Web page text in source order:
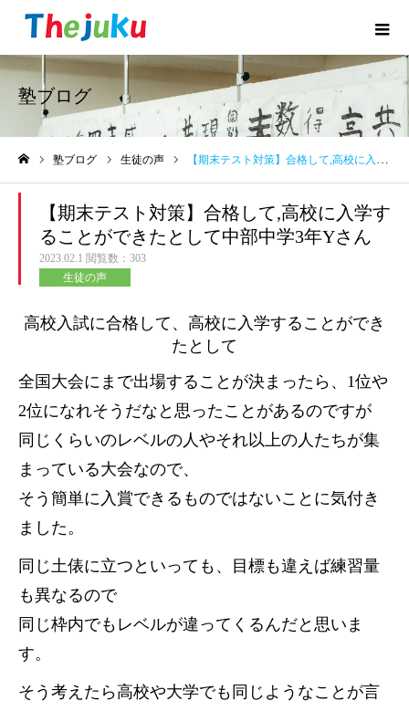
塾ブログ
塾ブログ 生徒の声 【期末テスト対策】合格して,高校に入学することができたとして中部中学3年Yさん
【期末テスト対策】合格して,高校に入学す
ることができたとして中部中学3年Yさん
2023.02.1 閲覧数：303
生徒の声
高校入試に合格して、高校に入学することができ
たとして
全国大会にまで出場することが決まったら、1位や
2位になれそうだなと思ったことがあるのですが
同じくらいのレベルの人やそれ以上の人たちが集
まっている大会なので、
そう簡単に入賞できるものではないことに気付き
ました。
同じ土俵に立つといっても、目標も違えば練習量
も異なるので
同じ枠内でもレベルが違ってくるんだと思いま
す。
そう考えたら高校や大学でも同じようなことが言